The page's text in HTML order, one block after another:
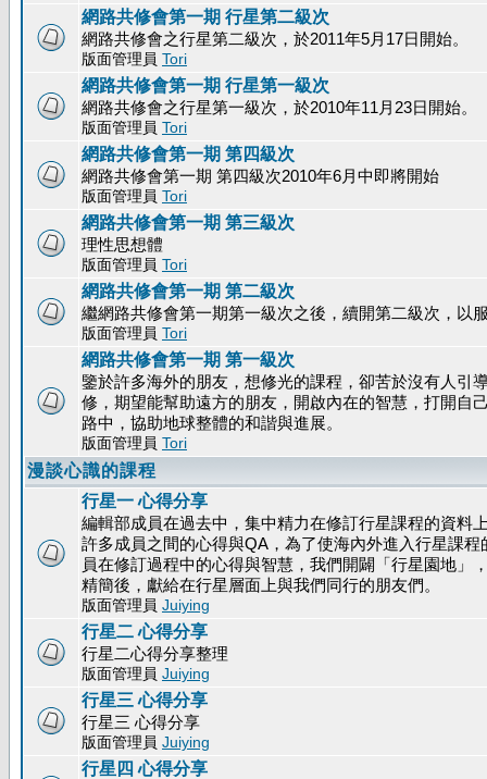
網路共修會第一期 行星第二級次
網路共修會之行星第二級次，於2011年5月17日開始。
版面管理員 Tori
網路共修會第一期 行星第一級次
網路共修會之行星第一級次，於2010年11月23日開始。
版面管理員 Tori
網路共修會第一期 第四級次
網路共修會第一期 第四級次2010年6月中即將開始
版面管理員 Tori
網路共修會第一期 第三級次
理性思想體
版面管理員 Tori
網路共修會第一期 第二級次
繼網路共修會第一期第一級次之後，續開第二級次，以
版面管理員 Tori
網路共修會第一期 第一級次
鑒於許多海外的朋友，想修光的課程，卻苦於沒有人引
修，期望能幫助遠方的朋友，開啟內在的智慧，打開自
路中，協助地球整體的和諧與進展。
版面管理員 Tori
漫談心識的課程
行星一 心得分享
編輯部成員在過去中，集中精力在修訂行星課程的資料
許多成員之間的心得與QA，為了使海內外進入行星課
員在修訂過程中的心得與智慧，我們開闢「行星園地」
精簡後，獻給在行星層面上與我們同行的朋友們。
版面管理員 Juiying
行星二 心得分享
行星二心得分享整理
版面管理員 Juiying
行星三 心得分享
行星三 心得分享
版面管理員 Juiying
行星四 心得分享